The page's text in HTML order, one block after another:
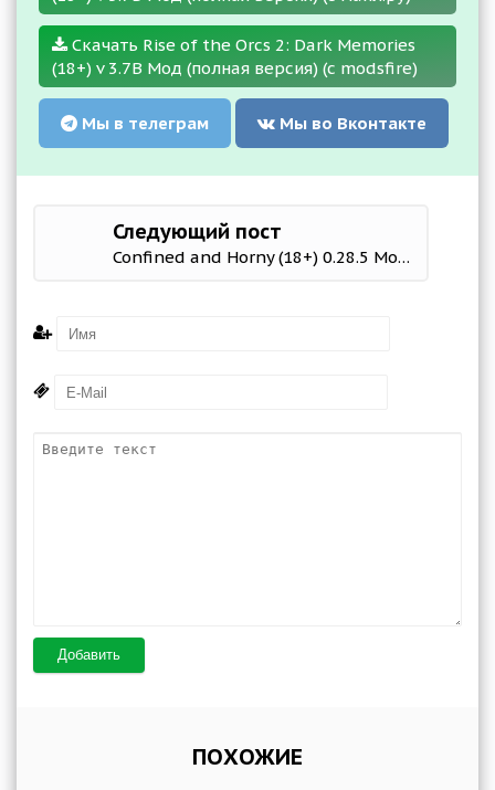
Скачать Rise of the Orcs 2: Dark Memories
(18+) v 3.7B Мод (полная версия) (с modsfire)
Мы в телеграм Мы во Вконтакте
Следующий пост
Confined and Horny (18+) 0.28.5 Мод (полная версия)
Добавить
ПОХОЖИЕ